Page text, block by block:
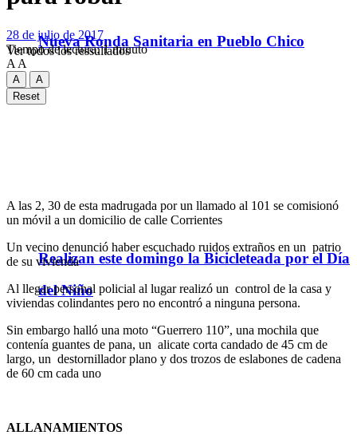
Nueva Ronda Sanitaria en Pueblo Chico
Realizan este domingo la Bicicleteada por el Día
del Niño
Ver todos los ressultados
28 de julio de 2017
Tiempo de lectura: 1 minuto
A A
A
A
Reset
A las 2, 30 de esta madrugada por un llamado al 101 se comisionó
un móvil a un domicilio de calle Corrientes
Un vecino denunció haber escuchado ruidos extraños en un patrio
de su vivienda
Al llegar personal policial al lugar realizó un control de la casa y
viviendas colindantes pero no encontró a ninguna persona.
Sin embargo halló una moto “Guerrero 110”, una mochila que
contenía guantes de pana, un alicate corta candado de 45 cm de
largo, un destornillador plano y dos trozos de eslabones de cadena
de 60 cm cada uno
ALLANAMIENTOS